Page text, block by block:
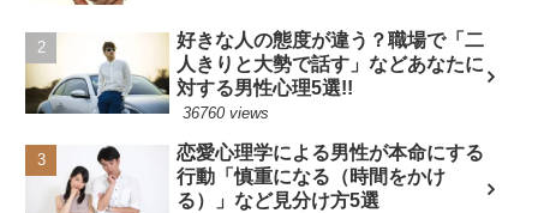
好きな人の態度が違う？職場で「二
人きりと大勢で話す」などあなたに
対する男性心理5選!!
36760 views
恋愛心理学による男性が本命にする
行動「慎重になる（時間をかけ
る）」など見分け方5選